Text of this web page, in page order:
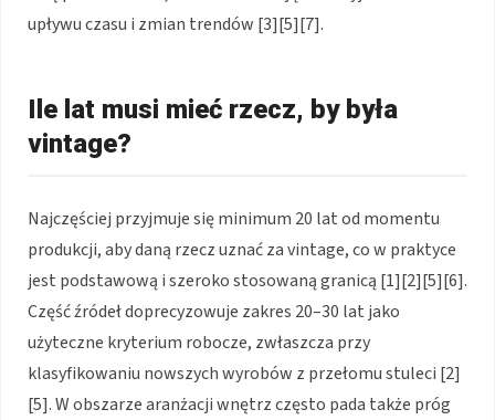
upływu czasu i zmian trendów [3][5][7].
Ile lat musi mieć rzecz, by była
vintage?
Najczęściej przyjmuje się minimum 20 lat od momentu
produkcji, aby daną rzecz uznać za vintage, co w praktyce
jest podstawową i szeroko stosowaną granicą [1][2][5][6].
Część źródeł doprecyzowuje zakres 20–30 lat jako
użyteczne kryterium robocze, zwłaszcza przy
klasyfikowaniu nowszych wyrobów z przełomu stuleci [2]
[5]. W obszarze aranżacji wnętrz często pada także próg